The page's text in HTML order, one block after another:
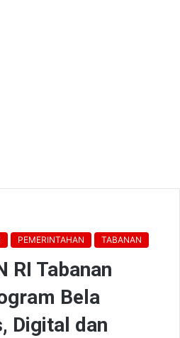
PEMERINTAHAN TABANAN
RI Tabanan
Bela
Digital dan